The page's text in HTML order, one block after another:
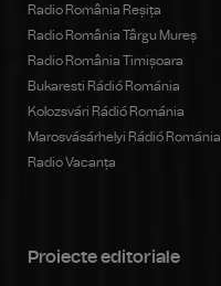
Radio România Reșița
Radio România Târgu Mureș
Radio România Timișoara
Bukaresti Rádió Románia
Kolozsvári Rádió Románia
Marosvásárhelyi Rádió Románia
Radio Vacanța
Proiecte editoriale